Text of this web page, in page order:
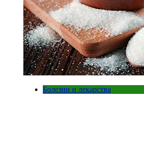
Болезни и лекарства